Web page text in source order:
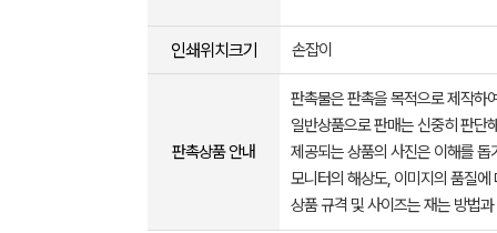
인쇄위치크기 손잡이
판촉상품 안내
판촉물은 판촉을 목적으로 제작하
일반상품으로 판매는 신중히 판단
제공되는 상품의 사진은 이해를
모니터의 해상도, 이미지의 품질
상품 규격 및 사이즈는 재는 방법